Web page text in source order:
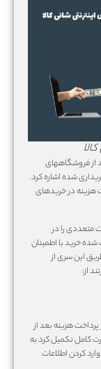
از فروشگاههای
شده اشاره کرد.
هزینه در خریدهای
متعددی را در
خرید با اطمینان
این سری از
از:
هزینه بعد از
کامل تکمیل کرد به
کردن اطلاعات